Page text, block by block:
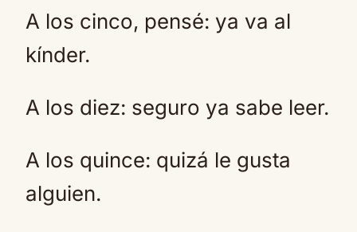
A los cinco, pensé: ya va al
kínder.
A los diez: seguro ya sabe leer.
A los quince: quizá le gusta
alguien.